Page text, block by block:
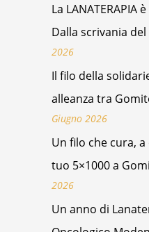
La LANATERAPIA
Dalla scrivania
2026
Il filo della
alleanza tra
Giugno 2026
Un filo che cura,
tuo 5×1000 a
2026
Un anno di